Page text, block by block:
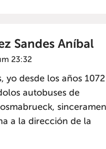
Sandes Aníbal
23:32
yo desde los años
autobuses de
a la dirección de la